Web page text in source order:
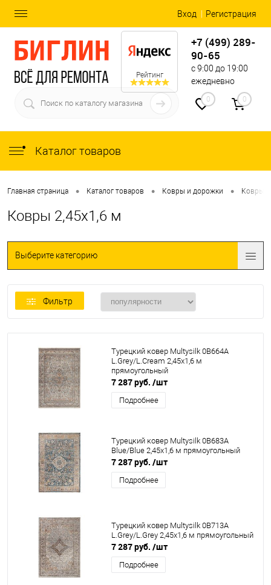
Вход Регистрация
Рейтинг
+7 (499) 289-
90-65
с 9:00 до 19:00
ежедневно
0 0
Каталог товаров
Главная страница • Каталог товаров • Ковры и дорожки • Ковры
Ковры 2,45x1,6 м
Выберите категорию
Фильтр
Турецкий ковер Multysilk 0B664A
L.Grey/L.Cream 2,45x1,6 м
прямоугольный
7 287 руб. /шт
Подробнее
Турецкий ковер Multysilk 0B683A
Blue/Blue 2,45x1,6 м прямоугольный
7 287 руб. /шт
Подробнее
Турецкий ковер Multysilk 0B713A
L.Grey/L.Grey 2,45x1,6 м прямоугольный
7 287 руб. /шт
Подробнее